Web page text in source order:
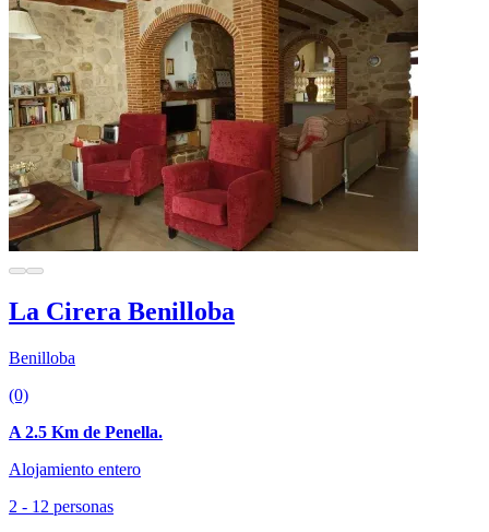
La Cirera Benilloba
Benilloba
(0)
A 2.5 Km de Penella.
Alojamiento entero
2 - 12 personas